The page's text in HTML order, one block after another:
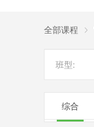
全部课程
班型:
综合